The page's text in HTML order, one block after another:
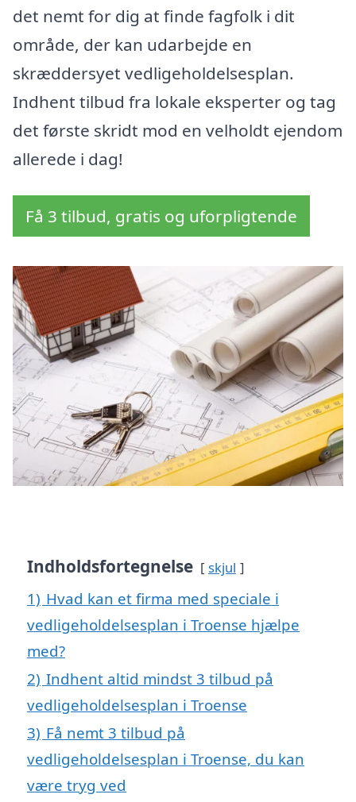
det nemt for dig at finde fagfolk i dit
område, der kan udarbejde en
skræddersyet vedligeholdelsesplan.
Indhent tilbud fra lokale eksperter og tag
det første skridt mod en velholdt ejendom
allerede i dag!
Få 3 tilbud, gratis og uforpligtende
Indholdsfortegnelse skjul
1) Hvad kan et firma med speciale i
vedligeholdelsesplan i Troense hjælpe
med?
2) Indhent altid mindst 3 tilbud på
vedligeholdelsesplan i Troense
3) Få nemt 3 tilbud på
vedligeholdelsesplan i Troense, du kan
være tryg ved